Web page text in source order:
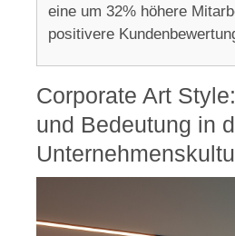
eine um 32% höhere
positivere
Corporate Art
und Bedeutung in